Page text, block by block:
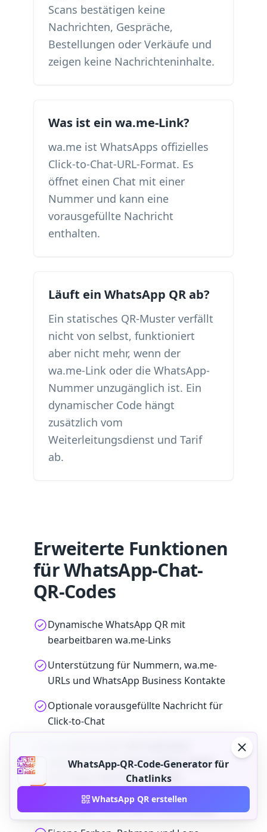
Scans bestätigen keine
Nachrichten, Gespräche,
Bestellungen oder Verkäufe und
zeigen keine Nachrichteninhalte.
Was ist ein wa.me-Link?
wa.me ist WhatsApps offizielles
Click-to-Chat-URL-Format. Es
öffnet einen Chat mit einer
Nummer und kann eine
vorausgefüllte Nachricht
enthalten.
Läuft ein WhatsApp QR ab?
Ein statisches QR-Muster verfällt
nicht von selbst, funktioniert
aber nicht mehr, wenn der
wa.me-Link oder die WhatsApp-
Nummer unzugänglich ist. Ein
dynamischer Code hängt
zusätzlich vom
Weiterleitungsdienst und Tarif
ab.
Erweiterte Funktionen
für WhatsApp-Chat-
QR-Codes
Dynamische WhatsApp QR mit
bearbeitbaren wa.me-Links
Unterstützung für Nummern, wa.me-
URLs und WhatsApp Business Kontakte
Optionale vorausgefüllte Nachricht für
Click-to-Chat
aggregierte Scandaten liefern. Scans
bestätigen keine Nachrichten,
Gespräche, Bestellungen oder Verkäufe
und zeigen keine Nachrichteninhalte.
WhatsApp-QR-Code-Generator für
Chatlinks
WhatsApp QR erstellen